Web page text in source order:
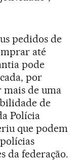
pedidos de
até
pode
por
de uma
de
Polícia
que podem
da federação.